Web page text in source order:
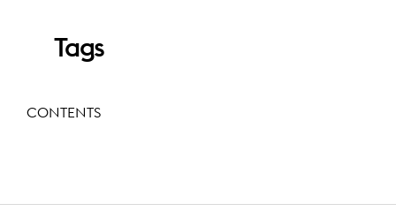
Tags
CONTENTS